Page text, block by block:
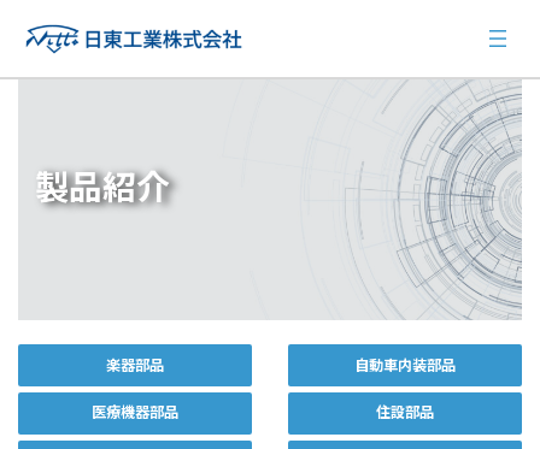
ン
ー
製品紹介
楽器部品 自動車内装部品
医療機器部品 住設部品